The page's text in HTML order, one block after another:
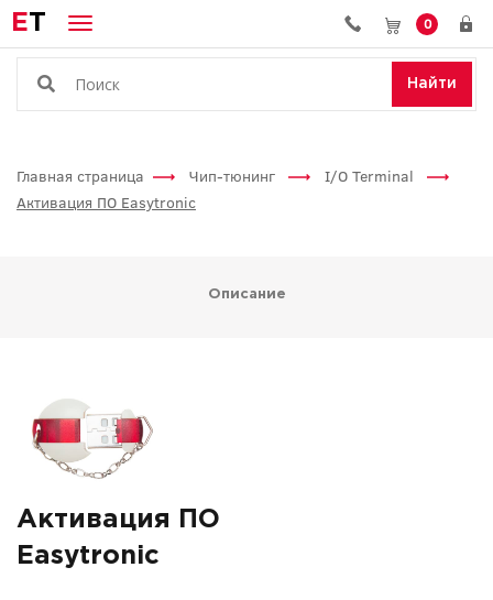
ET 0
Найти
Главная страница Чип-тюнинг
I/O Terminal
Активация ПО Easytronic
Описание
Активация ПО
Easytronic